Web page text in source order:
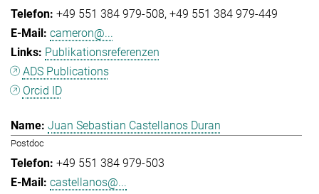
+49 551 384 979-508 +49 551 384 979-449
cameron@...
Publikationsreferenzen
ADS Publications
Orcid ID
Juan Sebastian Castellanos Duran
Postdoc
+49 551 384 979-503
castellanos@...